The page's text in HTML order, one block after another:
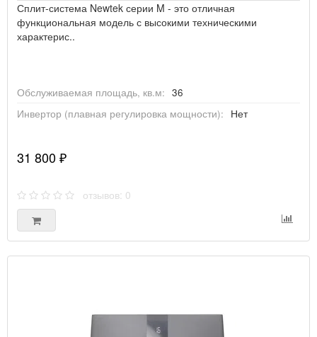
Сплит-система Newtek серии M - это отличная
функциональная модель с высокими техническими
характерис..
Обслуживаемая площадь, кв.м: 36
Инвертор (плавная регулировка мощности):
Нет
31 800 ₽
отзывов: 0